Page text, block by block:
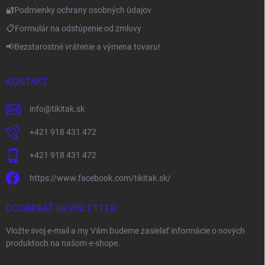
🔐Podmienky ochrany osobných údajov
📋Formulár na odstúpenie od zmluvy
📢Bezstarostné vrátenie a výmena tovaru!
KONTAKT
info@tikitak.sk
+421 918 431 472
+421 918 431 472
https://www.facebook.com/tikitak.sk/
ODOBERAŤ NEWSLETTER
Vložte svoj e-mail a my Vám budeme zasielať informácie o nových
produktoch na našom e-shope.